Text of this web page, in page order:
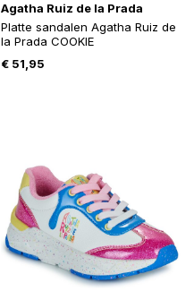
Agatha Ruiz de la Prada
Platte sandalen Agatha Ruiz de
la Prada COOKIE
€51,95